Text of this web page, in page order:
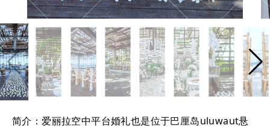
简介：爱丽拉空中平台婚礼也是位于巴厘岛uluwaut悬